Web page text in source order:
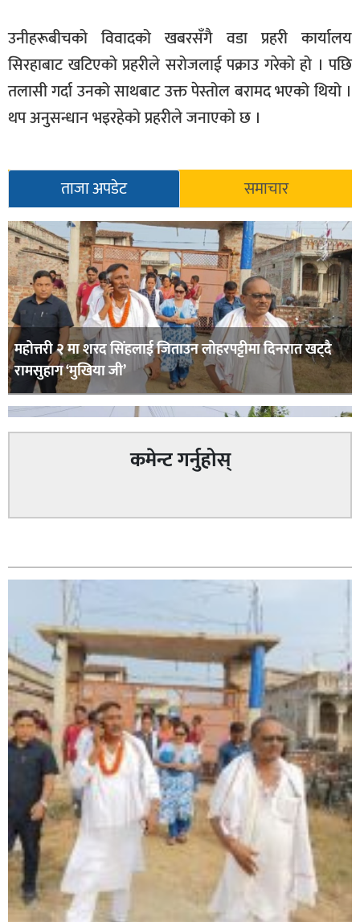
समाज
शिक्षा
विचार
स्वास्थ्य
उनीहरूबीचको विवादको खबरसँगै वडा प्रहरी कार्यालय
सिरहाबाट खटिएको प्रहरीले सरोजलाई पक्राउ गरेको हो । पछि
तलासी गर्दा उनको साथबाट उक्त पेस्तोल बरामद भएको थियो ।
थप अनुसन्धान भइरहेको प्रहरीले जनाएको छ ।
ताजा अपडेट समाचार
महोत्तरी २ मा शरद सिंहलाई जिताउन लोहरपट्टीमा दिनरात खट्दै
रामसुहाग ‘मुखिया जी’
सिराहा-२ मा संजय यादव भिड्ने !
रक्तदान सेवामा जिल्लामै दोस्रो स्थान ल्याएकोमा जनमत नेताद्वय
कमेन्ट गर्नुहोस्